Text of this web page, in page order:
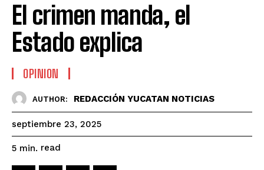
El crimen manda, el
Estado explica
OPINION
AUTHOR: REDACCIÓN YUCATAN NOTICIAS
septiembre 23, 2025
5 min. read